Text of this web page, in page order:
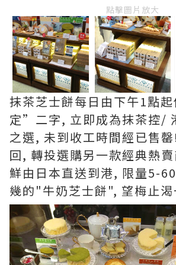
點擊圖片放大
抹茶芝士餅每日由下午1點
定”二字, 立即成為抹茶控/
之選, 未到收工時間經已售
回, 轉投選購另一款經典熱
鮮由日本直送到港, 限量5-
幾的"牛奶芝士餅", 望梅止渴